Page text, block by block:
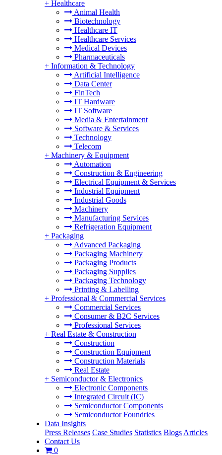
+ Healthcare
Animal Health
Biotechnology
Healthcare IT
Healthcare Services
Medical Devices
Pharmaceuticals
+ Information & Technology
Artificial Intelligence
Data Center
FinTech
IT Hardware
IT Software
Media & Entertainment
Software & Services
Technology
Telecom
+ Machinery & Equipment
Automation
Construction & Engineering
Electrical Equipment & Services
Industrial Equipment
Industrial Goods
Machinery
Manufacturing Services
Refrigeration Equipment
+ Packaging
Advanced Packaging
Packaging Machinery
Packaging Products
Packaging Supplies
Packaging Technology
Printing & Labelling
+ Professional & Commercial Services
Commercial Services
Consumer & B2C Services
Professional Services
+ Real Estate & Construction
Construction
Construction Equipment
Construction Materials
Real Estate
+ Semiconductor & Electronics
Electronic Components
Integrated Circuit (IC)
Semiconductor Components
Semiconductor Foundries
Data Insights
Press Releases Case Studies Statistics Blogs Articles
Contact Us
0